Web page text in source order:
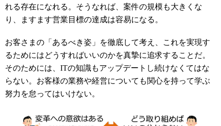
れる存在になれる。そうなれば、案件の規模も大きくな
り、ますます営業目標の達成は容易になる。
お客さまの「あるべき姿」を徹底して考え、これを実現す
るためにはどうすればいいのかを真摯に追求することだ。
そのためには、 ITの知識もアップデートし続けなくてはな
らない。お客様の業務や経営についても関心を持って学ぶ
努力を怠ってはいけない。